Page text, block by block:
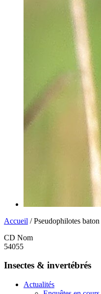
Accueil / Pseudophilotes
CD Nom
54055
Insectes & invertébrés
Actualités